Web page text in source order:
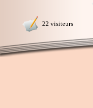
22 visiteurs